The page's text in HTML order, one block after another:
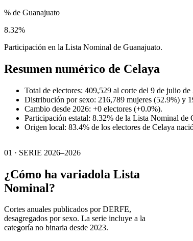
% de Guanajuato
8.32%
Participación en la Lista Nominal de Guanajuato.
Resumen numérico de Celaya
Total de electores: 409,529 al corte del 9 de julio de
Distribución por sexo: 216,789 mujeres (52.9%) y
Cambio desde 2026: +0 electores (+0.0%).
Participación estatal: 8.32% de la Lista Nominal de
Origen local: 83.4% de los electores de Celaya
01 · SERIE 2026–2026
¿Cómo ha variadola Lista
Nominal?
Cortes anuales publicados por DERFE,
desagregados por sexo. La serie incluye a la
categoría no binaria desde 2023.